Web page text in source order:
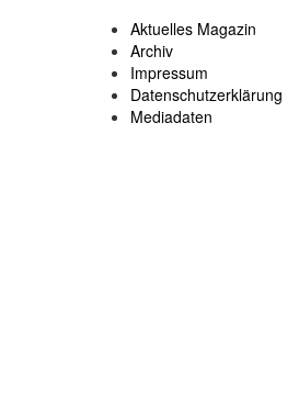
Aktuelles Magazin
Archiv
Impressum
Datenschutzerklärung
Mediadaten